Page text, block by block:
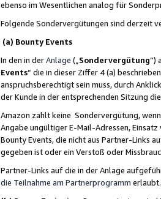
ebenso im Wesentlichen analog für
Folgende Sondervergütungen sind derzeit
(a) Bounty Events
In den in derAnlage („ Sondervergütung“)
Events“ die in dieser Ziffer 4 (a)
anspruchsberechtigt sein muss, durch
der Kunde in der entsprechenden Sitzung
Amazon zahlt keine Sondervergütung,
Angabe ungültiger E-Mail-Adressen,
Bounty Events, die nicht aus Partner-Links
gegeben ist oder ein Verstoß oder
Partner-Links auf die in der Anlage
die Teilnahme am Partnerprogramm erlaubt.